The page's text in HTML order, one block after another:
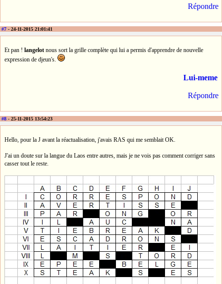
Répondre
#7 - 24-11-2015 21:01:41
Et pan ! langelot nous sort la grille complète qui lui a permis d'apprendre de nouvelle
expression de djeun's.
Lui-meme
Répondre
#8 - 25-11-2015 13:54:23
Hello, pour la J avant la réactualisation, j'avais RAS qui me semblait OK.
J'ai un doute sur la langue du Laos entre autres, mais je ne vois pas comment corriger sans
casser tout le reste.